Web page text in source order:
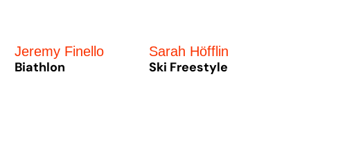
Jeremy Finello
Biathlon
Sarah Höfflin
Ski Freestyle